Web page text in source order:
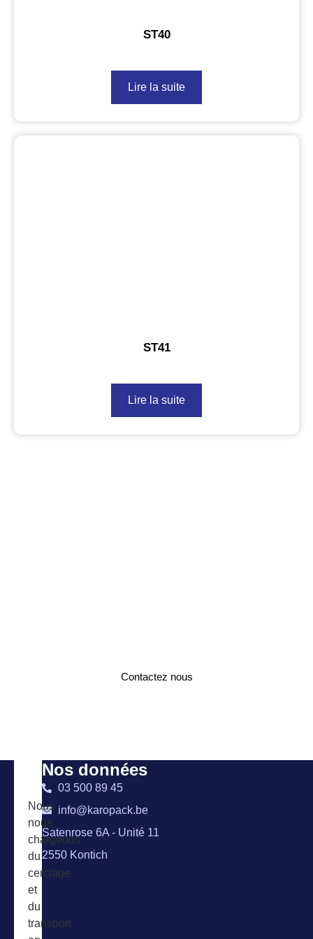
ST40
Lire la suite
ST41
Lire la suite
Contactez nous
Nos données
03 500 89 45
info@karopack.be
Satenrose 6A - Unité 11
2550 Kontich
Nous
nous
chargeons
du
cerclage
et
du
transport